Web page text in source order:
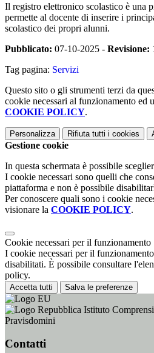
Il registro elettronico scolastico è una
permette al docente di inserire i
scolastico dei propri alunni.
Pubblicato: 07-10-2025 - Revisione:
Tag pagina: Servizi
Questo sito o gli strumenti terzi da
cookie necessari al funzionamento ed
COOKIE POLICY.
Personalizza Rifiuta tutti i cookies
Gestione cookie
In questa schermata è possibile
I cookie necessari sono quelli che
piattaforma e non è possibile
Per conoscere quali sono i cookie
visionare la COOKIE POLICY.
Cookie necessari per il funzionamento
I cookie necessari per il
disabilitati. È possibile consultare
policy.
Accetta tutti Salva le preferenze
Istituto
Pravisdomini
Contatti